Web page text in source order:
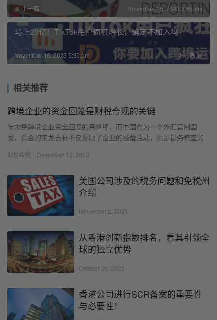
上一篇 November 15, 2023 8:46 am
马上20亿！TikTok用户疯狂增长，确定不加入吗
下一篇
November 16, 2023 5:30 pm
相关推荐
跨境企业的资金回笼是财税合规的关键
年末是跨境企业资金回笼的高峰期，而中国作为一个外汇管制国
家，资金的来龙去脉不仅反映了企业的经营活动，也是税务稽查的
要求，稍有不慎就可能造成严重的违规后果。
财税合规 December 12, 2023
美国公司涉及的税务问题和免税州
介绍
November 2, 2023
从香港创新指数排名，看其引领全
球的独立优势
October 26, 2023
香港公司进行SCR备案的重要性
与必要性！